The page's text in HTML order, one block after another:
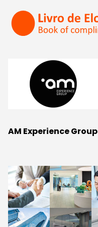
AM Experience Group